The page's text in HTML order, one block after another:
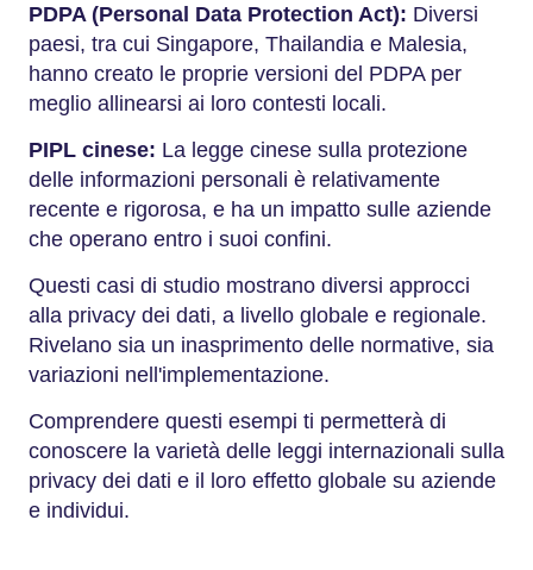
PDPA (Personal Data Protection Act): Diversi
paesi, tra cui Singapore, Thailandia e Malesia,
hanno creato le proprie versioni del PDPA per
meglio allinearsi ai loro contesti locali.
PIPL cinese: La legge cinese sulla protezione
delle informazioni personali è relativamente
recente e rigorosa, e ha un impatto sulle aziende
che operano entro i suoi confini.
Questi casi di studio mostrano diversi approcci
alla privacy dei dati, a livello globale e regionale.
Rivelano sia un inasprimento delle normative, sia
variazioni nell'implementazione.
Comprendere questi esempi ti permetterà di
conoscere la varietà delle leggi internazionali sulla
privacy dei dati e il loro effetto globale su aziende
e individui.